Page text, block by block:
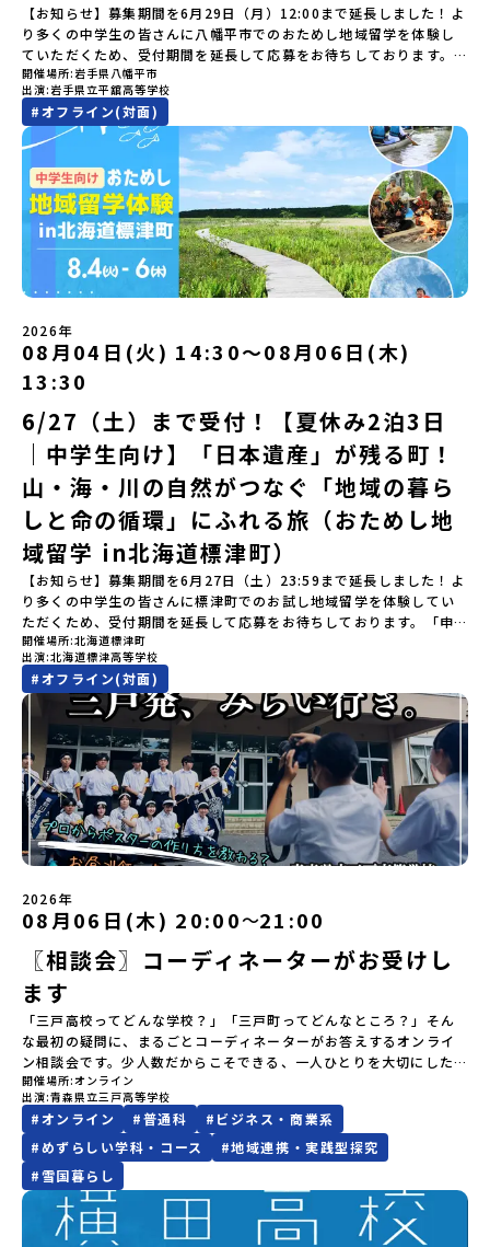
とができるシステム「地域みらい留学」をはじめとした、教育事業
や地域活性モデルをつくり続けています。名 称：一般財団法人地
域・教育魅力化プラットフォーム設 立：2017年3月代表者：岩本
悠所在地：〒690-0842 島根県松江市東本町二丁目25-6 みらい
BASE2階 その他所在地公式HP：http://c-platform.or.jp/お問い
合わせ先担当：小川・小原E-mail：info@miratabi.jp「おためし
地域留学体験」のプログラム開催情報を公式LINEにて配信中！ぜひ
ご登録ください♪地域みらい留学公式LINE
時： 5月7日(木) 19：00〜19：40内 容： 平取町ってどんなとこ
ろ？、プログラム詳細解説、質疑応答お申し込み：https://c-
mirai.jp/events/002112どちらの説明会でも、お気軽にどうぞ！
「はじめての一人旅だけど大丈夫？」「どんな体験ができるの？」
そんな保護者様の不安や、中学生のみなさんの素朴な疑問にスタッ
フが直接お答えします。チャットでの質問も可能ですので、ぜひご
自宅からリラックスしてご参加ください。▼お申し込み前に必ずご
確認ください・参加規約への同意プログラムへの参加申し込みいた
だく前に、「お申し込みに関する各規約」への同意が必須となりま
す。ご確認ください。・抽選による参加者決定についてお申込みい
ただいた方の中から抽選の上、締め切り日から1週間を目途に、お申
し込み時に記入いただいたメールアドレス宛に「当選／落選メー
ル」をお送りいたします。当選者は、メールに記載された「当選確
認フォーム」に３日以内に回答いただき、確認フォームの提出をも
にご回答いただけない場合は、当選を取り消しとさせていただきま
す。当選取り消しがあった場合は、繰り上げ当選者へご連絡させて
いただきます。登録メールアドレスの変更をご希望の場合は下記の
地域みらい留学公式LINEよりご連絡をお願いします。※受信制限設
定をしていると、通知メールをお受け取りいただけません。その場
合は、「@miratabi.jp」からのメールを受信できるよう設定をお願
いいたします。※結果に関する個別のお問合せにはお答えしており
ませんので、ご了承ください。・お申し込みについてお申込はお一
人様1回限りです。PC・スマートフォンからお申込ください。申込
後の内容変更はできません。お申込時は、メールアドレスの入力間
違いにご注意ください。・宿泊について１室に複数(同性2～4名程
度)で宿泊いただく予定です。・食事アレルギー対応について個別の
詳細なアレルギー対応希望にはお応えしかねる場合がございます。
対応が必要な場合は必ず事前にご相談ください。・参加取消や急遽
参加できなくなった場合について参加決定後の参加お取り消しはご
遠慮下さい。やむを得ないお取り消しの場合はお早めに事務局まで
ご連絡ください。・キャンセルポリシーやむを得ない参加お取り消
しの場合、以下のルールに沿って対応させていただきます。ご了承
ください。プログラム開催日の前日＜7月17日＞から、【キャンセル
のご連絡日：お支払いいただく旅行代金】・21日目にあたる日以
前：無料・20日目-8日目：20％・7日目-2日目：30％・プログラム
開始日の前日：40％・プログラム開始日当日：50％・ご連絡無しで
の不参加またはプログラム開始後の解除：100％・催行中止について
天候などの状況等によって開催を見合わせる可能性があります。そ
の場合は原則、開催日1週間前までにご連絡いたします。又、最少催
行人数に達しなかった場合は、開催日3週間前までに催行中止の旨を
メールにてご連絡いたします。・よくあるご質問その他、よくある
ご質問についてはこちらをご確認ください。運営団体について＜プ
ログラム主催：一般財団法人地域・教育魅力化プラットフォーム＞
「意志ある若者にあふれる持続可能な地域・社会をつくる」という
ビジョンを掲げ、2017年3月に島根県に設立した教育事業団体で
す。日本全国約200の高校と連携しながら、中学卒業後に地域の枠を
越えて生徒一人ひとりの夢や価値観に合った地域・学校で1〜3年間
過ごすことができるシステム「地域みらい留学」をはじめとした、
教育事業や地域活性モデルをつくり続けています。名 称：一般財
団法人地域・教育魅力化プラットフォーム設 立：2017年3月代表
者：岩本 悠所在地：〒690-0842 島根県松江市東本町二丁目25-6
みらいBASE2階 その他所在地公式HP：http://c-platform.or.jp/
お問い合わせ先担当：小川・小原E-mail：info@miratabi.jp「お
ためし地域留学体験」のプログラム開催情報を公式LINEにて配信
中！ぜひご登録ください♪地域みらい留学公式LINE
(火)〜 7月30日(木)※参加が確定した方には6月19日(金) 18：30～
20：00に「参加者向け事前オンライン研修」をご案内する予定で
す。必ず参加をお願いします。【集合場所・時間】7月28日(火)
13：00 とかち帯広空港※13：00までにとかち帯広空港に到着する
便で手配ください。【解散場所・時間】7月30日(木) 15：00頃 とか
ち帯広空港※16：00以降にとかち帯広空港を出発する便で手配くだ
さい。【対象】中学2年生、中学3年生【宿泊先】大樹町ワーキング
ステイ住宅※1室に複数(同性2～4名程度)で宿泊いただく予定です。
【旅行代金】無料※旅行代金に含まれる費用のうち、以下の内容が
無料となります：・宿泊費（2泊分）・プログラム内のアクティビテ
ィ・体験費用・一部の食事代*以下の費用は参加者のご負担となりま
す・集合場所までの往復交通費・お土産代や自由時間の個人飲食費
などの個人的費用【募集人数】最大10名（お申し込み多数の場合は
抽選の上決定）【参加者決定】お申し込み多数の場合は、締め切り
間】申込期間が延長になりました！5月7日(木)12：00 から 6月4日
(木) 12：00まで疑問も不安もワクワクに変える！「おためし地域留
学」ステップアップ説明会プログラムの内容を詳しく知りたい方
や、お申し込みを迷われている方向けにZoomでのオンライン配信
を行います。知りたい情報のレベルに合わせて、以下の2つのステッ
プをご活用ください。【STEP 1】全体オンライン説明会（アーカイ
ブ動画を公開中！）〜まずは「おためし地域留学」を知りたい方
へ〜日本全国20以上の地域から選んで参加できる「おためし地域留
学」の全体像や魅力について、説明会を開催しました。中学生一人
での参加にあたり、保護者様が特に気になる「安全面」や「事務局
のサポート体制」についても詳しく解説しています。ぜひ、ご自宅
からお気軽にご視聴ください。🎬 [アーカイブ動画を視聴す
る]YouTube：https://youtu.be/Yt8nd04aNgA?
si=e5erbspvwz5O8_uF 【STEP 2】大樹町プログラム説明会〜
「大樹町」の内容を具体的に深掘りしたい方へ〜全体説明を聞いた
うえで、「大樹町では具体的に何をするの？」「どんな町なの？」
という疑問にお答えする説明会です。大樹町ならではの豊かな文化
や、2泊3日のプログラムの中身をたっぷりとお伝えします。日
時： 5月13日(水) 19：00〜19：40内 容： 大樹町ってどんなとこ
ろ？プログラム詳細解説、質疑応答お申し込み：https://c-
mirai.jp/events/002112お気軽にどうぞ！「はじめての一人旅だ
けど大丈夫？」「どんな体験ができるの？」そんな保護者様の不安
や、中学生のみなさんの素朴な疑問にスタッフが直接お答えしま
す。チャットでの質問も可能ですので、ぜひご自宅からリラックス
してご参加ください。▼お申し込み前に必ずご確認ください・参加
規約への同意プログラムへの参加申し込みいただく前に、「お申し
い。・抽選による参加者決定についてお申込みいただいた方の中か
ら抽選の上、締め切り日から1週間を目途に、お申し込み時に記入い
ただいたメールアドレス宛に「当選／落選メール」をお送りいたし
ます。当選者は、メールに記載された「当選確認フォーム」に３日
ていただきます。当選確認フォームの期日までにご回答いただけな
い場合は、当選を取り消しとさせていただきます。当選取り消しが
あった場合は、繰り上げ当選者へご連絡させていただきます。登録
メールアドレスの変更をご希望の場合は下記の地域みらい留学公式
LINEよりご連絡をお願いします。※受信制限設定をしていると、通
知メールをお受け取りいただけません。その場合は、
「@miratabi.jp」からのメールを受信できるよう設定をお願いいた
します。※結果に関する個別のお問合せにはお答えしておりません
ので、ご了承ください。・お申し込みについてお申込はお一人様1回
限りです。PC・スマートフォンからお申込ください。申込後の内容
変更はできません。お申込時は、メールアドレスの入力間違いにご
注意ください。・宿泊について１室に複数(同性2～4名程度)で宿泊
りダイブしたり、全国から集まった仲間や地元の高校生、地域の方
たちとワイワイBBQや夕ごはんづくりは一生の思い出になるはず！
ちょっとドキドキするけど、楽しい！に出会う3日間。熱気あふれる
出水市の冒険に飛び込んでみませんか？体験のおすすめポイント体
験プログラム内容（予定）＜1日目＞（PM）「オリエンテーショ
ン・自己紹介ワーク」「みんなで海遊び！」 -心をほぐして、出水
に飛び込む！海を満喫しよう！「みんなで夕食」「1日目の振り返り
会」＜2日目＞（AM）「出水工業高校のオープンスクールに参
加」 -高校見学 -授業体験（PM）「学校のことを深く知る・もの
づくりにチャレンジ！」 -各学科を実際に体験する -ものづくり
にチャレンジ -竹灯籠づくりを創って灯りをともす「みんなで
BBQ」「2日目の振り返り会」＜3日目＞（AM）「3日間の振り返り
ワーク」 -みんなで振り返り対話（PM） 13:00頃 解散（出水駅）
※天候の状況や参加人数によってプログラムを変更する場合がござ
（月）〜 8月5日（水）※参加が確定した方には7月7日(火) 18:30-
20:00に「参加者向け事前オンライン会」をご案内する予定です。必
ず参加をお願いします。【集合場所・時間】出水駅 8月3日(月)
13:30 集合【解散場所・時間】出水駅 8月5日(水) 12:00 解散【対
象】中学生2～3年生【宿泊先】現在調整中※1室に複数名(同性)で宿
泊いただく予定です。【旅行代金】無料※旅行代金に含まれる費用
のうち、以下の内容が無料となります：・宿泊費（2泊分）・プログ
ラム内のアクティビティ・体験費用・一部の食事代*以下の費用は参
加者のご負担となります・集合場所までの往復交通費・お土産代や
自由時間の個人飲食費などの個人的費用【募集人数】最大10名（お
申し込み多数の場合は抽選の上決定）【参加者決定】お申し込み多
数の場合は、締め切り後1週間を目途に当落結果をご連絡いたしま
す。【申し込み受付期間】6月1日(月)12：00 から 6月15日(月)
12：00まで疑問も不安もワクワクに変える！「おためし地域留学」
ステップアップ説明会プログラムの内容を詳しく知りたい方や、お
申し込みを迷われている方向けにZoomでのオンライン配信を行い
ます。知りたい情報のレベルに合わせて、以下の2つのステップをご
活用ください。【STEP 1】全体オンライン説明会（アーカイブ動画
を公開中！）〜まずは「おためし地域留学」を知りたい方へ〜日本
全国20以上の地域から選んで参加できる「おためし地域留学」の全
体像や魅力について、説明会を開催しました。中学生一人での参加
にあたり、保護者様が特に気になる「安全面」や「事務局のサポー
ト体制」についても詳しく解説しています。ぜひ、ご自宅からお気
軽にご視聴ください。🎬 [アーカイブ動画を視聴する]YouTube：
https://youtu.be/Yt8nd04aNgA?si=e5erbspvwz5O8_uF
【STEP 2】出水市・出水工業高校プログラム説明会〜「出水市・出
水工業高校」の内容を具体的に深掘りしたい方へ〜全体説明を聞い
たうえで、「出水市では具体的に何をするの？」「どんな町な
の？」という疑問にお答えする説明会です。出水市ならではの豊か
な文化や、2泊3日のプログラムの中身をたっぷりとお伝えします。
日 時： 6月9日日(水)19:00-19:45内 容： 出水市ってどんなとこ
ろ？プログラム詳細解説、質疑応答お申し込み：https://c-
mirai.jp/events/091247お気軽にどうぞ！「はじめての一人旅だ
けど大丈夫？」「どんな体験ができるの？」そんな保護者様の不安
や、中学生のみなさんの素朴な疑問にスタッフが直接お答えしま
す。チャットでの質問も可能ですので、ぜひご自宅からリラックス
してご参加ください。▼お申し込み前に必ずご確認ください・参加
規約への同意プログラムへの参加申し込みいただく前に、「お申し
込みに関する各規約」への同意が必須となります。ご確認くださ
い。・抽選による参加者決定についてお申込みいただいた方の中か
ら抽選の上、締め切り日から1週間を目途に、お申し込み時に記入い
ただいたメールアドレス宛に「当選／落選メール」をお送りいたし
ます。当選者は、メールに記載された「当選確認フォーム」に3日以
内に回答いただき、確認フォームの提出をもって参加確定とさせて
【お知らせ】募集期間を6月29日（月）12:00まで延長しました！よ
り多くの中学生の皆さんに八幡平市でのおためし地域留学を体験し
ていただくため、受付期間を延長して応募をお待ちしております。
「申し込みのタイミングを逃してしまった」という方も、この機会
にぜひ一歩踏み出してみませんか？※都合により締め切りを早める
場合がございます。お早目にご応募ください！＜体験費・宿泊費が
無料＞緑があふれる大自然の町へ！世界でここでしかできない「自
然×アートの融合体験」や「自然クラフト」を楽しんでみません
か？「大自然や文化体験が好き！興味がある！」「その地域にしか
ない郷土料理を味わってみたい！」「地元以外の暮らしや文化が気
になる。いつか留学してみたい！」そんな中学生のみなさんにおす
すめ！「おためし地域留学体験」は、日本全国約200の高校と連携し
ながら地域の枠を超えて学校生活を送ることができる「地域みらい
留学」をプチ体験できるプログラムです。はじめてでも安心！現地
ではスタッフがしっかりとサポートいたします。今回のフィールド
は「岩手県八幡平市（はちまんたいし）」岩手県八幡平市（はちま
んたいし）は北西部にあり、秋田県との県境にある自然豊かな町で
す。町の約83％は「森林」！標高1,000mを超える山岳地帯や高原
もあり緑が豊かな大自然を感じることができ、新緑、山菜の春、花
の夏、紅葉の秋、スキーや樹氷の冬と四季ごとに美しい景色を見る
ことのできるユニークな町です。「十和田八幡平（とわだはちまん
たい）国立公園」では登山やトレッキング、「安比高原（あっぴこ
うげん）スキー場」は日本国内最大級のスキーリゾートとして有名
で、一年中自然アクティビティを楽しむことができます！そして八
幡平市にある「松川地熱発電所」は、日本で初めて「地球のチカラ
を電気に変えた」場所！八幡平の地下からわき出す蒸気をそのまま
電気に変える「地球・自然にやさしい最先端のエネルギー」を生み
出す挑戦をしてきた町です。今回のプログラムでは、この松川地熱
発電所から吹き出す地熱蒸気を使った「アート体験」をすることが
できます。世界でここだけ！地球のチカラを使った幻想的なグラデ
ーションのアートづくりをぜひ体験してみてください！さらに八幡
平市は自然（山）の恵みを生かした料理がとても美味しい地域で
す。みなさんの地元の味とは違う「岩手の郷土料理」を味わって楽
しんでください🎵今回はこの大自然や文化が魅力的な八幡平市で、
日本全国から集まる中学生や「平舘（たいらだて）高校」の高校生
と一緒にさまざまなアクティビティを体験していただきます。他に
はないスペシャルな魅力がギュッと詰まった岩手県八幡平市で五感
を使いながら、まちの魅力を一緒に探究してみませんか？地域と一
体になり「開拓者精神」を育む！「平舘（たいらだて）高校」と
は？今回のプログラムを一緒に過ごしてくれる高校生は「平舘（た
いらだて）高校」の生徒たち。この高校の特徴は「地域と一体にな
った探究教育」と「自分で考えて動くチカラを大切にしている」こ
自身が「探究プロジェクト」を企画し取り組むユニークな高校で
す。机の上で勉強するだけではない、実践的な探究やフィールドワ
ークを楽しむことができます。今回は、そんなエネルギッシュに活
躍する高校生と一緒に交流したり対話をしながら、町の文化・料理
を楽しみ、高校での活動のイメージをもつことができる絶好の機
会！この地域でしか味わえない豊かな体験をぜひ楽しんでください
🎵体験のおすすめポイント体験プログラム内容（予定）＜1日目＞
（PM）「オリエンテーション」「地熱染色・発電所見学」 -八幡
平市の自然を知る -地球のチカラを使ったアートづくり「ペンショ
ンで夕食」「1日目の振り返り」「星空観察」※希望者＜2日目＞
（AM）「平舘（たいらだて）高校見学」 -高校生活をイメージし
よう「郷土料理・BBQ」 -高校生・地元の方と交流を深める
（PM）「“八幡平市”体感ワークショップ」 -あけびづるで表札づく
り -学校周辺散策「ペンションで夕食」「2日目の振り返り」 -みん
なで振り返り対話＜3日目＞（AM）「大更駅複合施設の見学」「振
り返りワークショップ」 -個人での振り返り -グループでの振り
返り「お土産・昼食」（PM） 解散 ※天候の状況や参加人数によっ
開催場所 岩手県八幡平市
出演 岩手県立平舘高等学校
#オフライン(対面)
2026年
08月04日(火) 14:30〜08月06日(木)
13:30
6/27（土）まで受付！【夏休み2泊3日
｜中学生向け】「日本遺産」が残る町！
山・海・川の自然がつなぐ「地域の暮ら
しと命の循環」にふれる旅（おためし地
域留学 in北海道標津町）
【お知らせ】募集期間を6月27日（土）23:59まで延長しました！よ
り多くの中学生の皆さんに標津町でのお試し地域留学を体験してい
ただくため、受付期間を延長して応募をお待ちしております。「申
し込みのタイミングを逃してしまった」という方も、この機会にぜ
ひ一歩踏み出してみませんか？※都合により締め切りを早める場合
がございます。お早目にご応募ください！-------奨学金のお知らせ-
------＼返還不要・3年間最大72万／💡北海道の高校留学に【毎月2
万円】の給付型奨学金～夢に向かって一歩踏み出す、あなたの未来
を応援！～ 詳細・条件はこちらから-----------------------------
----＜体験費・宿泊費が無料！＞一万年前から続く自然と人の暮らし
が今も残る町！広大な自然と生き物とともに生きる豊かさに触れ、
まちの暮らしを一緒に体験してみませんか？「地元以外の地域の暮
らしが気になる。いつか留学してみたい！」「大自然と生き物が好
き！興味がある！」「自分の進学や将来の可能性をもっとひらきた
い！」そんな中学生のみなさんにおすすめ！「おためし地域留学体
験」は、日本全国約200の高校と連携し、地域の枠を超えて学校生活
を送る「地域みらい留学」をプチ体験できるプログラムです。はじ
めてのひとり旅でも安心！現地でもスタッフがしっかりとサポート
いたします。今回のフィールドは「北海道 標津町（しべつちょ
う）」北海道の東に位置する標津町（しべつちょう）は人口 約
4,600人の町。東の水平線の奥に見えるのは北方領土の国後島（くな
しりとう）、西には世界遺産に認定されている秘境・知床半島（し
れとこはんとう）、鶴や白鳥など珍しい野鳥の宝庫である野付半島
（のつけはんとう）をながめることができ、ミルクの里の牧草地が
広がる牛の酪農（らくのう）もさかんで、海と緑と川の自然と生き
物が豊かな町です！標津町はさらに「鮭（さけ）の聖地」としても
有名。江戸時代には将軍家にも贈られたほどで、今では「日本遺
産」に登録されています。一万年前から続く伝統的な「鮭」の産業
とともに人々の豊かな暮らしがあります。一万年前の縄文時代か
ら、人々の間で大切に守り受け継がれ、厳しい大自然と向き合い、
山・海・川がもたらす恵みに深く感謝しながら生きていく姿勢は今
も息づく「命の循環」です。日本遺産にも認定されている「サケ」
開催場所 北海道標津町
出演 北海道標津高等学校
#オフライン(対面)
2026年
08月06日(木) 20:00〜21:00
〖相談会〗コーディネーターがお受けし
ます
「三戸高校ってどんな学校？」「三戸町ってどんなところ？」そん
な最初の疑問に、まるごとコーディネーターがお答えするオンライ
ン相談会です。少人数だからこそできる、一人ひとりを大切にした
学び。地域の人と関わりながら、自分のやりたいことに挑戦してい
ける環境。そして、学校のことだけでなく、町の雰囲気や人のあた
たかさまで伝わるのが三戸高校の魅力です。はじめて地域みらい留
学を知った方にもわかりやすく、学校の特色、学び、暮らし、地域
との関わり方をまとめてご紹介します。「まずは全体を知りたい」
という中学生・保護者の方におすすめです。※各回定員は3組までで
す。※時間変更のご希望や、「学習面を中心に聞きたい」「地域と
の関わりを詳しく知りたい」などがありましたら、以下問い合わせ
開催場所 オンライン
出演 青森県立三戸高等学校
#オンライン #普通科 # ビジネス・商業系
#めずらしい学科・コース #地域連携・実践型探究
#雪国暮らし